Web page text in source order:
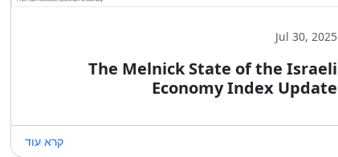
Jul 30, 2025
The Melnick State of the Israeli
Economy Index Update
קרא עוד